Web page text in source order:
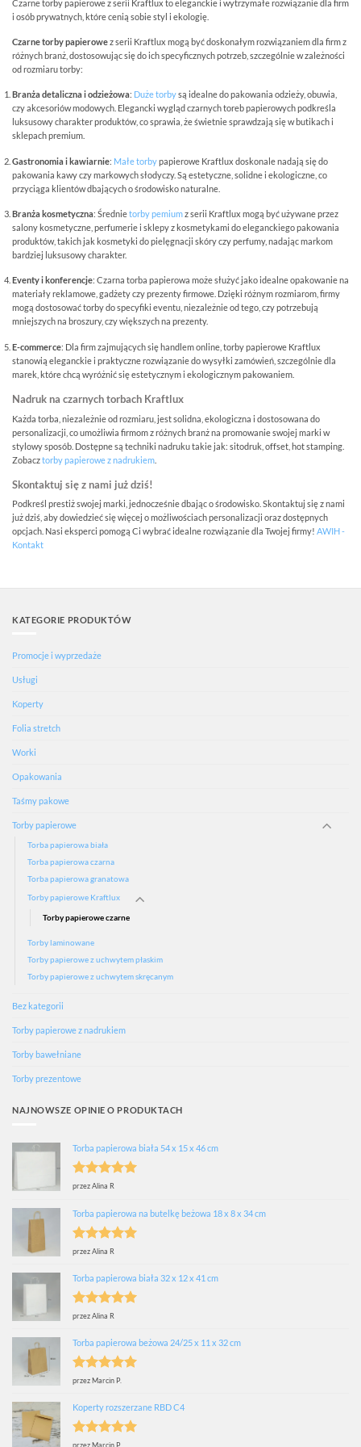
Czarne torby papierowe z serii Kraftlux to eleganckie i wytrzymałe rozwiązanie dla firm
i osób prywatnych, które cenią sobie styl i ekologię.
Czarne torby papierowez serii Kraftlux mogą być doskonałym rozwiązaniem dla firm z
różnych branż, dostosowując się do ich specyficznych potrzeb, szczególnie w zależności
od rozmiaru torby:
Branża detaliczna i odzieżowa: Duże torbysą idealne do pakowania odzieży, obuwia,
czy akcesoriów modowych. Elegancki wygląd czarnych toreb papierowych podkreśla
luksusowy charakter produktów, co sprawia, że świetnie sprawdzają się w butikach i
sklepach premium.
Gastronomia i kawiarnie: Małe torbypapierowe Kraftlux doskonale nadają się do
pakowania kawy czy markowych słodyczy. Są estetyczne, solidne i ekologiczne, co
przyciąga klientów dbających o środowisko naturalne.
Branża kosmetyczna: Średnietorby pemiumz serii Kraftlux mogą być używane przez
salony kosmetyczne, perfumerie i sklepy z kosmetykami do eleganckiego pakowania
produktów, takich jak kosmetyki do pielęgnacji skóry czy perfumy, nadając markom
bardziej luksusowy charakter.
Eventy i konferencje: Czarna torba papierowa może służyć jako idealne opakowanie na
materiały reklamowe, gadżety czy prezenty firmowe. Dzięki różnym rozmiarom, firmy
mogą dostosować torby do specyfiki eventu, niezależnie od tego, czy potrzebują
mniejszych na broszury, czy większych na prezenty.
E-commerce: Dla firm zajmujących się handlem online, torby papierowe Kraftlux
stanowią eleganckie i praktyczne rozwiązanie do wysyłki zamówień, szczególnie dla
marek, które chcą wyróżnić się estetycznym i ekologicznym pakowaniem.
Nadruk na czarnych torbach Kraftlux
Każda torba, niezależnie od rozmiaru, jest solidna, ekologiczna i dostosowana do
personalizacji, co umożliwia firmom z różnych branż na promowanie swojej marki w
stylowy sposób. Dostępne są techniki nadruku takie jak: sitodruk, offset, hot stamping.
Zobacztorby papierowe z nadrukiem
Skontaktuj się z nami już dziś!
Podkreśl prestiż swojej marki, jednocześnie dbając o środowisko. Skontaktuj się z nami
już dziś, aby dowiedzieć się więcej o możliwościach personalizacji oraz dostępnych
opcjach. Nasi eksperci pomogą Ci wybrać idealne rozwiązanie dla Twojej firmy! AWIH -
Kontakt
KATEGORIE PRODUKTÓW
Promocje i wyprzedaże
Usługi
Koperty
Folia stretch
Worki
Opakowania
Taśmy pakowe
Torby papierowe
Torba papierowa biała
Torba papierowa czarna
Torba papierowa granatowa
Torby papierowe Kraftlux
Torby papierowe czarne
Torby laminowane
Torby papierowe z uchwytem płaskim
Torby papierowe z uchwytem skręcanym
Bez kategorii
Torby papierowe z nadrukiem
Torby bawełniane
Torby prezentowe
NAJNOWSZE OPINIE O PRODUKTACH
Torba papierowa biała 54 x 15 x 46 cm
Oceniono
przez Alina R
Torba papierowa na butelkę beżowa 18 x 8 x 34 cm
Oceniono
przez Alina R
Torba papierowa biała 32 x 12 x 41 cm
Oceniono
przez Alina R
Torba papierowa beżowa 24/25 x 11 x 32 cm
Oceniono
przez Marcin P.
Koperty rozszerzane RBD C4
przez Marcin P.